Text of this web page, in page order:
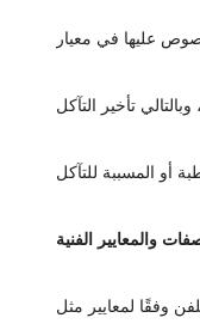
والمعايير الفنية